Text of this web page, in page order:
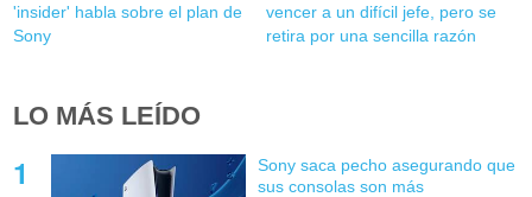
'insider' habla sobre el plan de
Sony
vencer a un difícil jefe, pero se
retira por una sencilla razón
LO MÁS LEÍDO
Sony saca pecho asegurando que
sus consolas son más